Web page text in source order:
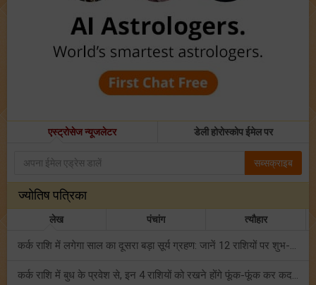
एस्ट्रोसेज न्यूजलेटर डेली होरोस्कोप ईमेल पर
सब्सक्राइब
ज्योतिष पत्रिका
लेख पंचांग त्यौहार
कर्क राशि में लगेगा साल का दूसरा बड़ा सूर्य ग्रहण: जानें 12 राशियों पर शुभ-अशुभ प्रभाव!
कर्क राशि में बुध के प्रवेश से, इन 4 राशियों को रखने होंगे फूंक-फूंक कर कदम!